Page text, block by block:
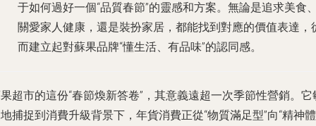
于如何過好一個“品質春節”的靈感和方案。無論是追求美食
關愛家人健康，還是裝扮家居，都能找到對應的價值表達，
而建立起對蘇果品牌“懂生活、有品味”的認同感。
超市的這份“春節煥新答卷”，其意義遠超一次季節性營銷。它
捕捉到消費升級背景下，年貨消費正從“物質滿足型”向“精神體